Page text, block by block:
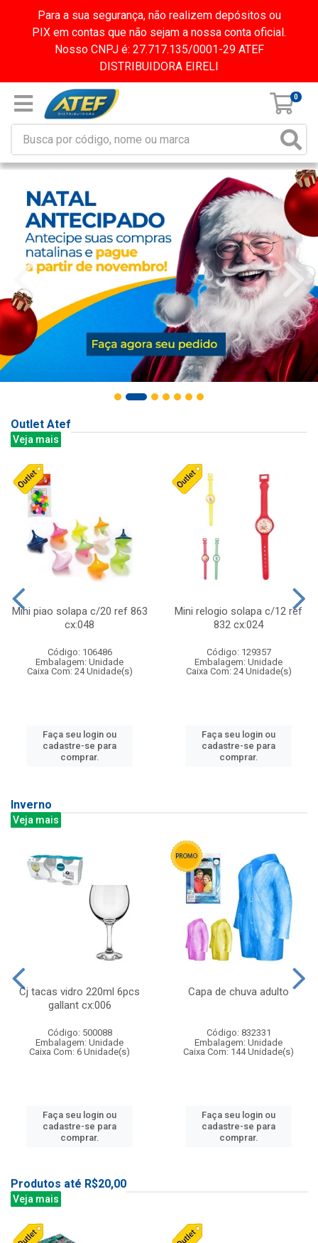
Para a sua segurança, não realizem depósitos ou
PIX em contas que não sejam a nossa conta oficial.
Nosso CNPJ é: 27.717.135/0001-29 ATEF
DISTRIBUIDORA EIRELI
0
Outlet Atef
Veja mais
Mini piao solapa c/20 ref 863
cx:048
Código: 106486
Embalagem: Unidade
Caixa Com: 24 Unidade(s)
Faça seu login ou
cadastre-se para
comprar.
Mini relogio solapa c/12 ref
832 cx:024
Código: 129357
Embalagem: Unidade
Caixa Com: 24 Unidade(s)
Faça seu login ou
cadastre-se para
comprar.
Inverno
Veja mais
Cj tacas vidro 220ml 6pcs
gallant cx:006
Código: 500088
Embalagem: Unidade
Caixa Com: 6 Unidade(s)
Faça seu login ou
cadastre-se para
comprar.
Capa de chuva adulto
Código: 832331
Embalagem: Unidade
Caixa Com: 144 Unidade(s)
Faça seu login ou
cadastre-se para
comprar.
Produtos até R$20,00
Veja mais